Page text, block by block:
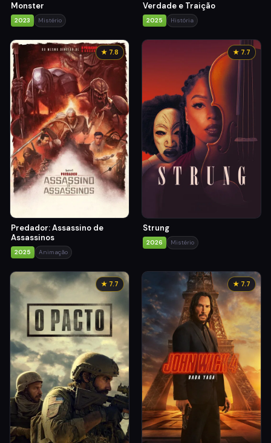
Monster
2023 Mistério
Verdade e Traição
2025 História
★ 7.8
Predador: Assassino de
Assassinos
2025 Animação
★ 7.7
Strung
2026 Mistério
★ 7.7 ★ 7.7